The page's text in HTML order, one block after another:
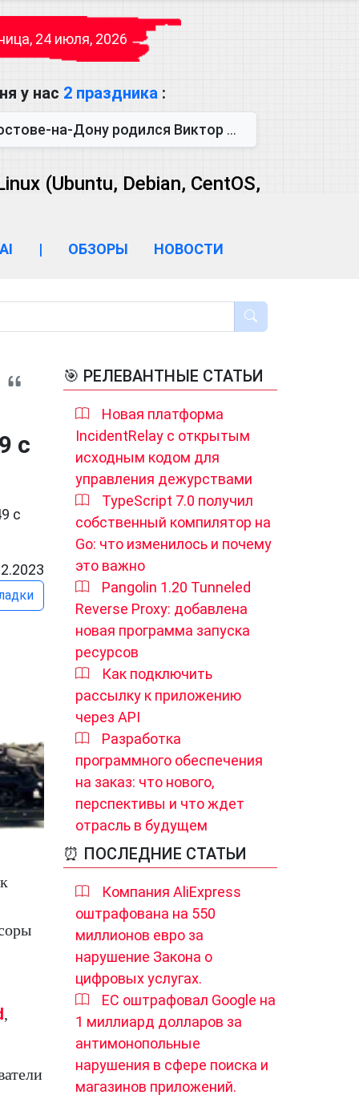
24 июля, 2026
у нас 2 праздника :
Виктор Михайлович Глушков. Под руководством Виктора Михайло...
(Ubuntu, Debian, CentOS,
AI | ОБЗОРЫ НОВОСТИ
с
с
,
🎯 РЕЛЕВАНТНЫЕ СТАТЬИ
Новая платформа
IncidentRelay с открытым
исходным кодом для
управления дежурствами
TypeScript 7.0 получил
собственный компилятор на
Go: что изменилось и почему
это важно
Pangolin 1.20 Tunneled
Reverse Proxy: добавлена
новая программа запуска
ресурсов
Как подключить
рассылку к приложению
через API
Разработка
программного обеспечения
на заказ: что нового,
перспективы и что ждет
отрасль в будущем
⏰ ПОСЛЕДНИЕ СТАТЬИ
Компания AliExpress
оштрафована на 550
миллионов евро за
нарушение Закона о
цифровых услугах.
ЕС оштрафовал Google на
1 миллиард долларов за
антимонопольные
нарушения в сфере поиска и
магазинов приложений.